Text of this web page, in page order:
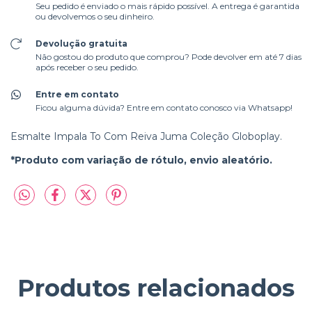
Seu pedido é enviado o mais rápido possível. A entrega é garantida
ou devolvemos o seu dinheiro.
Devolução gratuita
Não gostou do produto que comprou? Pode devolver em até 7 dias
após receber o seu pedido.
Entre em contato
Ficou alguma dúvida? Entre em contato conosco via Whatsapp!
Esmalte Impala To Com Reiva Juma Coleção Globoplay.
*Produto com variação de rótulo, envio aleatório.
Produtos relacionados